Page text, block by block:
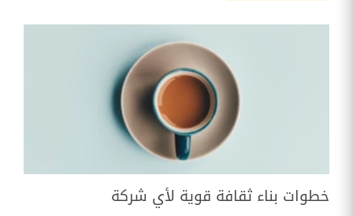
خطوات بناء ثقافة قوية لأي شركة